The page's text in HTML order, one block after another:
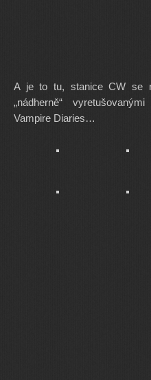
A je to tu, stanice CW se
„nádherně“
Vampire Diaries…